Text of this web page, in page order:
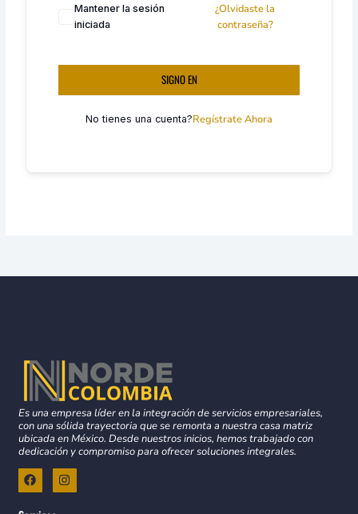
Mantener la sesión
iniciada
¿Olvidaste la
contraseña?
SIGNO EN
No tienes una cuenta?Regístrate Ahora
Es una empresa líder en la integración de servicios empresariales,
con una sólida trayectoria que se remonta a nuestra casa matriz
ubicada en México. Desde nuestros inicios, hemos trabajado con
dedicación y compromiso para ofrecer soluciones integrales.
F
a
c
I
n
s